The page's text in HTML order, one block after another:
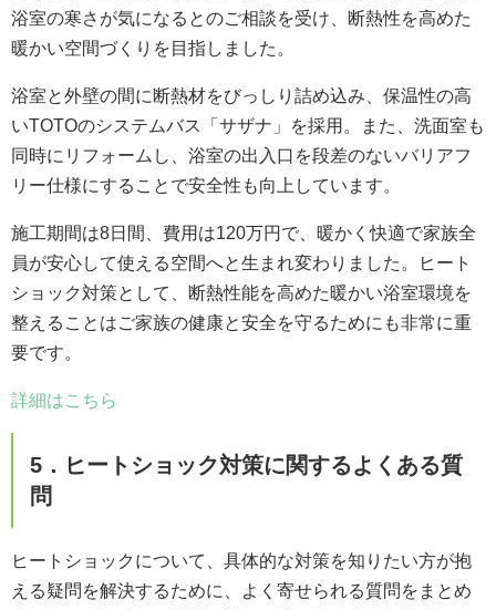
浴室の寒さが気になるとのご相談を受け、断熱性を高めた
暖かい空間づくりを目指しました。
浴室と外壁の間に断熱材をびっしり詰め込み、保温性の高
いTOTOのシステムバス「サザナ」を採用。また、洗面室も
同時にリフォームし、浴室の出入口を段差のないバリアフ
リー仕様にすることで安全性も向上しています。
施工期間は8日間、費用は120万円で、暖かく快適で家族全
員が安心して使える空間へと生まれ変わりました。ヒート
ショック対策として、断熱性能を高めた暖かい浴室環境を
整えることはご家族の健康と安全を守るためにも非常に重
要です。
詳細はこちら
5．ヒートショック対策に関するよくある質
問
ヒートショックについて、具体的な対策を知りたい方が抱
える疑問を解決するために、よく寄せられる質問をまとめ